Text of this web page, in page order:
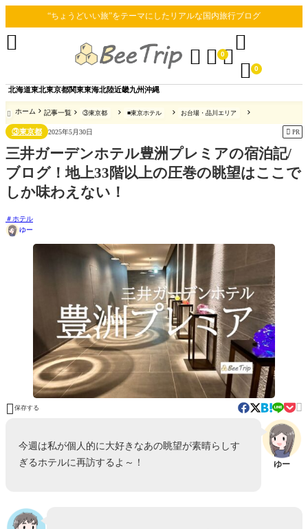
“ちょうどいい旅”をテーマにしたリアルな国内旅行ブログ
北海道東北東京都関東東海北陸近畿九州沖縄
  0

 0

 ホーム 記事一覧 ③東京都 ■東京ホテル お台場・品川エリア
③東京都 2025年5月30日  PR
三井ガーデンホテル豊洲プレミアの宿泊記/
ブログ！地上33階以上の圧巻の眺望はここで
しか味わえない！
ホテル
ゆー
 保存する 
ゆー
今週は私が個人的に大好きなあの眺望が素晴らしす
ぎるホテルに再訪するよ～！